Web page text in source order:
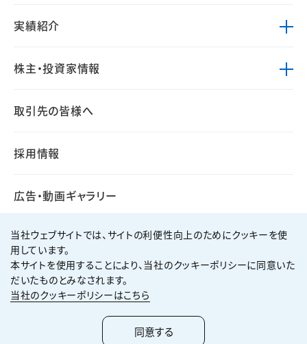
実績紹介
株主・投資家情報
取引先の皆様へ
採用情報
広告・動画ギャラリー
個人情報保護方針
サイト利用規約
サイトマップ
2026KUMAGAI GUMI CO.,LTD All Rights Reserved.
当社ウェブサイトでは、サイトの利便性向上のためにクッキーを使
用しています。
本サイトを使用することにより、当社のクッキーポリシーに同意いた
だいたものとみなされます。
当社のクッキーポリシーはこちら
同意する